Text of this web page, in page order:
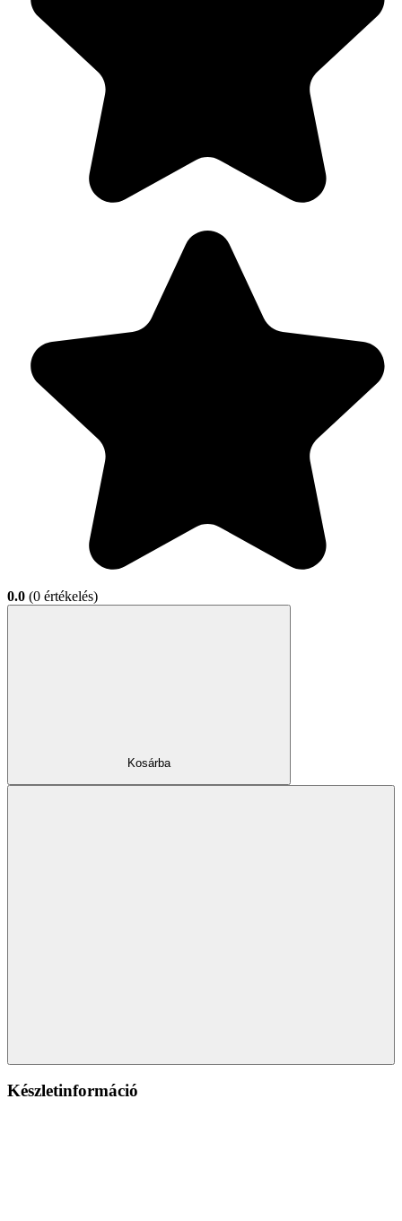
0.0 (0 értékelés)
Kosárba
Készletinformáció